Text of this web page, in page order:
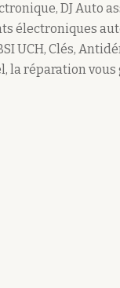
DJ Auto
électroniques
UCH, Clés,
la réparation